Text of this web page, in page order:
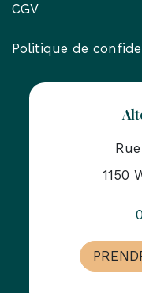
CGV
Politique de
1150